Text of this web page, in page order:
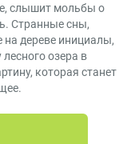
слышит мольбы о
Странные сны,
на дереве инициалы,
озера в
которая станет